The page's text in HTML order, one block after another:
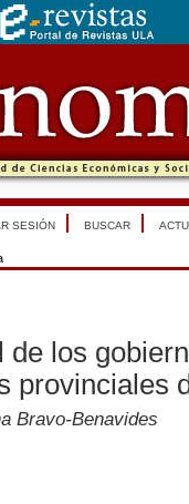
SESIÓN BUSCAR
de los
provinciales
Bravo-Benavides